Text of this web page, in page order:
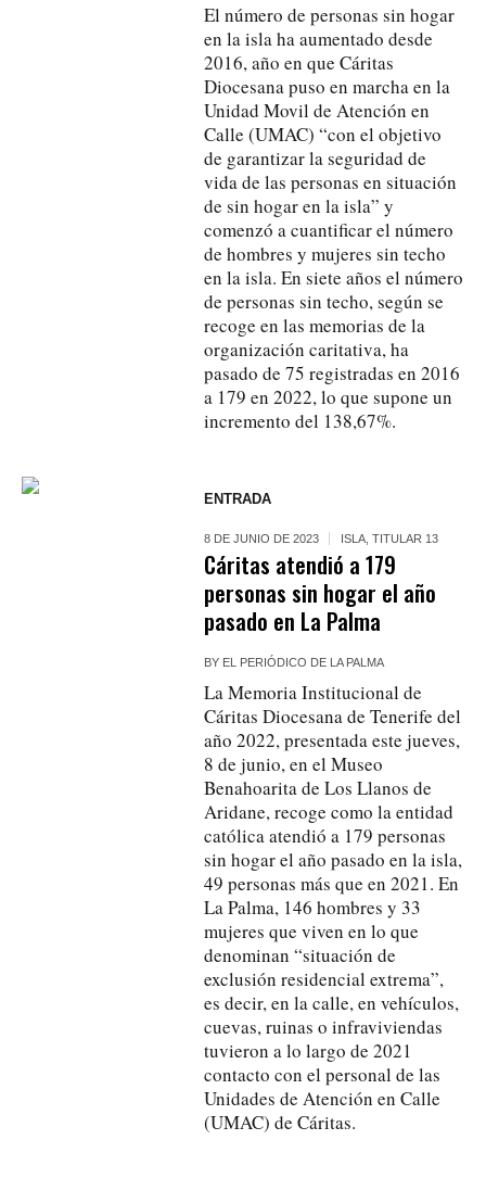
El número de personas sin hogar
en la isla ha aumentado desde
2016, año en que Cáritas
Diocesana puso en marcha en la
Unidad Movil de Atención en
Calle (UMAC) “con el objetivo
de garantizar la seguridad de
vida de las personas en situación
de sin hogar en la isla” y
comenzó a cuantificar el número
de hombres y mujeres sin techo
en la isla. En siete años el número
de personas sin techo, según se
recoge en las memorias de la
organización caritativa, ha
pasado de 75 registradas en 2016
a 179 en 2022, lo que supone un
incremento del 138,67%.
ENTRADA
8 DE JUNIO DE 2023 ISLA ,TITULAR 13
Cáritas atendió a 179
personas sin hogar el año
pasado en La Palma
BY EL PERIÓDICO DE LA PALMA
La Memoria Institucional de
Cáritas Diocesana de Tenerife del
año 2022, presentada este jueves,
8 de junio, en el Museo
Benahoarita de Los Llanos de
Aridane, recoge como la entidad
católica atendió a 179 personas
sin hogar el año pasado en la isla,
49 personas más que en 2021. En
La Palma, 146 hombres y 33
mujeres que viven en lo que
denominan “situación de
exclusión residencial extrema”,
es decir, en la calle, en vehículos,
cuevas, ruinas o infraviviendas
tuvieron a lo largo de 2021
contacto con el personal de las
Unidades de Atención en Calle
(UMAC) de Cáritas.